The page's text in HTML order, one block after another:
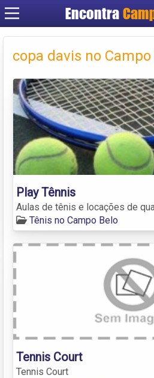
Encontra
Criar
copa davis no Campo
Play Tênnis
Aulas de tênis e locações de
Tênis no Campo Belo
Tennis Court
Tennis Court